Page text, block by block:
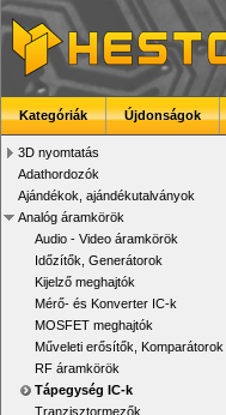
Kategóriák Újdonságok
3D nyomtatás
Adathordozók
Ajándékok, ajándékutalványok
Analóg áramkörök
Audio - Video áramkörök
Időzítők, Generátorok
Kijelző meghajtók
Mérő- és Konverter IC-k
MOSFET meghajtók
Műveleti erősítők, Komparátorok
RF áramkörök
Tápegység IC-k
Tranzisztormezők